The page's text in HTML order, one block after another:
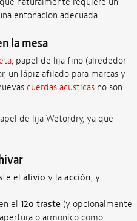
entonación adecuada.
la mesa
, papel de lija fino (alrededor
un lápiz afilado para marcas y
cuerdas acústicasno son
de lija Wetordry, ya que
el alivio y la acción, y
el 12o traste(y opcionalmente
o armónico como